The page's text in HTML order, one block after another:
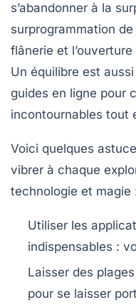
s’abandonner à la
surprogrammation de
flânerie et
Un équilibre est
guides en ligne pour
incontournables tout
Voici quelques
vibrer à chaque
technologie et magie
Utiliser les
indispensables :
Laisser des
pour se laisser